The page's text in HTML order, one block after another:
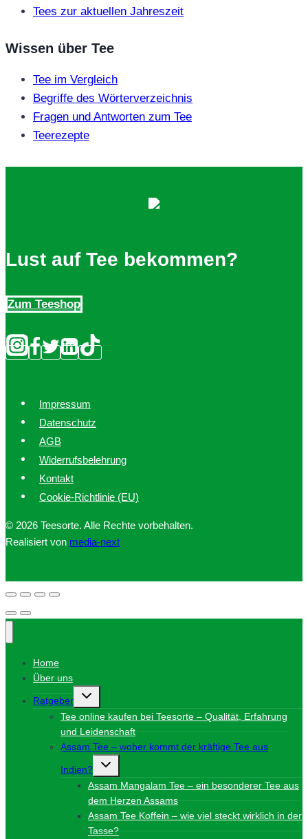
Tees zur aktuellen Jahreszeit
Wissen über Tee
Tee im Vergleich
Begriffe des Wörterverzeichnis
Fragen und Antworten zum Tee
Teerezepte
Lust auf Tee bekommen?
Zum Teeshop
Impressum
Datenschutz
AGB
Widerrufsbelehrung
Kontakt
Cookie-Richtlinie (EU)
© 2026 Teesorte. Alle Rechte vorbehalten.
Realisiert von media-next
Home
Über uns
Ratgeber
Untermenü
umschalten
Tee online kaufen bei Teesorte – Qualität, Erfahrung
und Leidenschaft
Assam Tee – woher kommt der kräftige Tee aus
Indien?
Untermenü
umschalten
Assam Mangalam Tee – ein besonderer Tee aus
dem Herzen Assams
Assam Tee Koffein – wie viel steckt wirklich in der
Tasse?